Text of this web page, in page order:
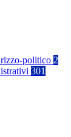
politico 2
301